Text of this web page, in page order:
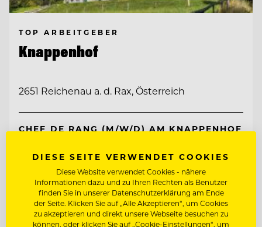
TOP ARBEITGEBER
Knappenhof
2651 Reichenau a. d. Rax, Österreich
CHEF DE RANG (M/W/D) AM KNAPPENHOF
WIRTSHAUSKÜCHE & FINE DINING
Entdecke alle Jobs
DIESE SEITE VERWENDET COOKIES
Diese Website verwendet Cookies - nähere
Informationen dazu und zu Ihren Rechten als Benutzer
finden Sie in unserer Datenschutzerklärung am Ende
der Seite. Klicken Sie auf „Alle Akzeptieren“, um Cookies
zu akzeptieren und direkt unsere Webseite besuchen zu
können, oder klicken Sie auf „Cookie-Einstellungen“, um